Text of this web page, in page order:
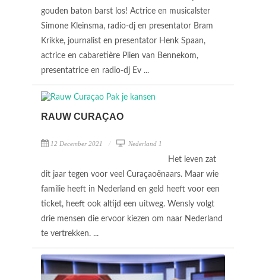
gouden baton barst los! Actrice en musicalster
Simone Kleinsma, radio-dj en presentator Bram
Krikke, journalist en presentator Henk Spaan,
actrice en cabaretière Plien van Bennekom,
presentatrice en radio-dj Ev ...
RAUW CURAÇAO
12 December 2021 Nederland 1
Het leven zat
dit jaar tegen voor veel Curaçaoënaars. Maar wie
familie heeft in Nederland en geld heeft voor een
ticket, heeft ook altijd een uitweg. Wensly volgt
drie mensen die ervoor kiezen om naar Nederland
te vertrekken. ...